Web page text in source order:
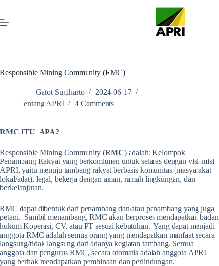
Responsible Mining Community (RMC)
Gatot Sugiharto
2024-06-17
Tentang APRI
4 Comments
RMC ITU APA?
Responsible Mining Community (RMC) adalah: Kelompok
Penambang Rakyat yang berkomitmen untuk selaras dengan visi-misi
APRI, yaitu menuju tambang rakyat berbasis komunitas (masyarakat
lokal/adat), legal, bekerja dengan aman, ramah lingkungan, dan
berkelanjutan.
RMC dapat dibentuk dari penambang dan/atau penambang yang juga
petani. Sambil menambang, RMC akan berproses mendapatkan badan
hukum Koperasi, CV, atau PT sesuai kebutuhan. Yang dapat menjadi
anggota RMC adalah semua orang yang mendapatkan manfaat secara
langsung/tidak langsung dari adanya kegiatan tambang. Semua
anggota dan pengurus RMC, secara otomatis adalah anggota APRI
yang berhak mendapatkan pembinaan dan perlindungan.